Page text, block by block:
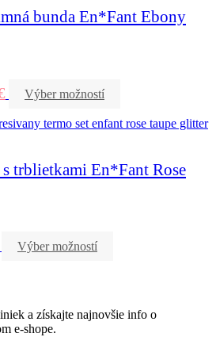
bunda En*Fant Ebony
Výber možností
s trblietkami En*Fant Rose
Výber možností
a získajte najnovšie info o
e-shope.